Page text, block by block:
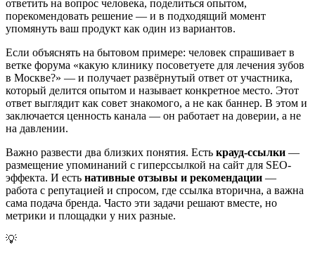
ответить на вопрос человека, поделиться опытом,
порекомендовать решение — и в подходящий момент
упомянуть ваш продукт как один из вариантов.
Если объяснять на бытовом примере: человек спрашивает в
ветке форума «какую клинику посоветуете для лечения зубов
в Москве?» — и получает развёрнутый ответ от участника,
который делится опытом и называет конкретное место. Этот
ответ выглядит как совет знакомого, а не как баннер. В этом и
заключается ценность канала — он работает на доверии, а не
на давлении.
Важно развести два близких понятия. Есть крауд-ссылки —
размещение упоминаний с гиперссылкой на сайт для SEO-
эффекта. И есть нативные отзывы и рекомендации —
работа с репутацией и спросом, где ссылка вторична, а важна
сама подача бренда. Часто эти задачи решают вместе, но
метрики и площадки у них разные.
💡